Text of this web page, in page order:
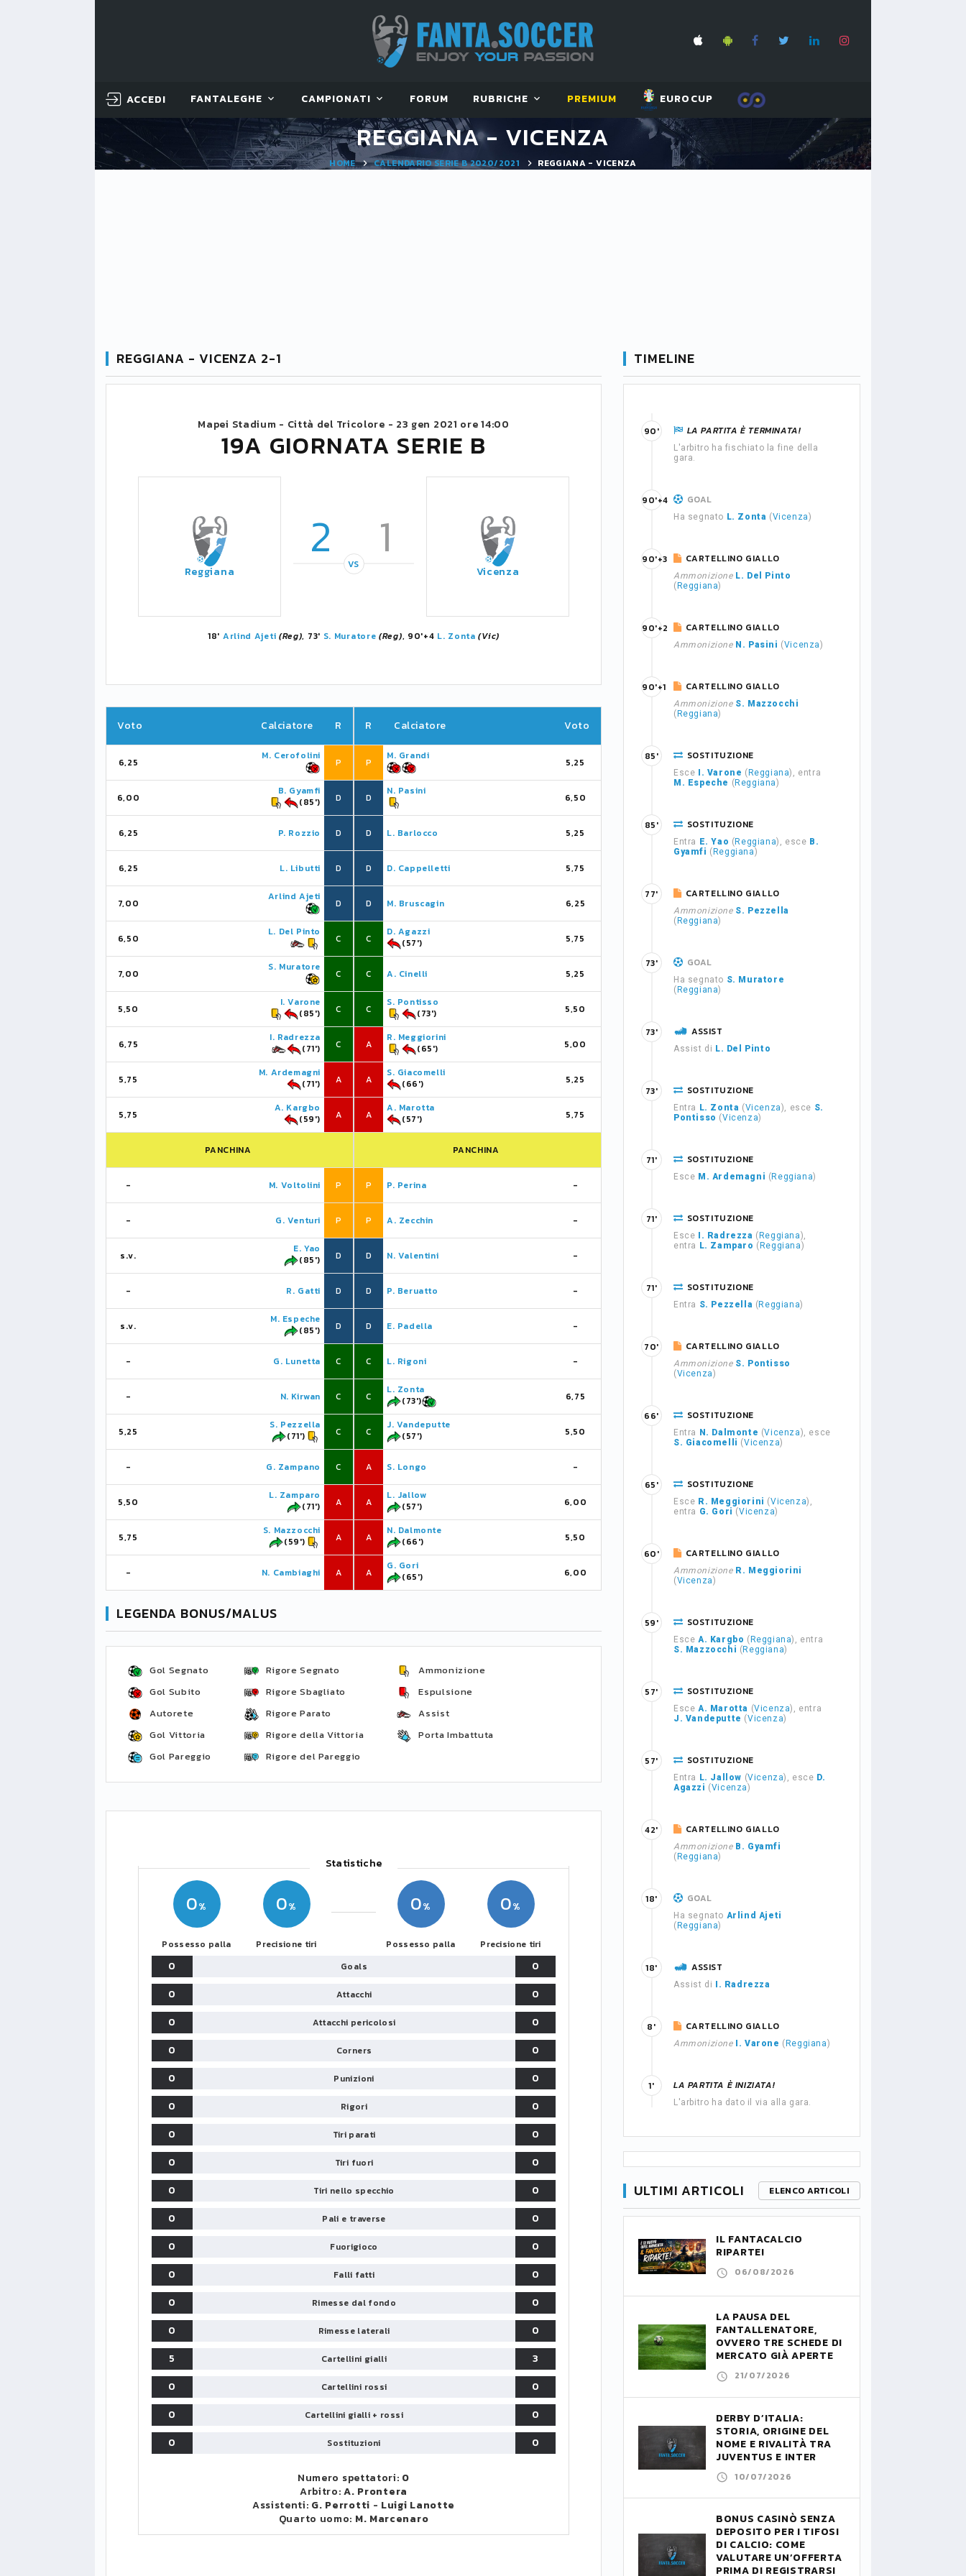
ACCEDI FANTALEGHE CAMPIONATI FORUM RUBRICHE PREMIUM EUROCUP
REGGIANA - VICENZA
HOME CALENDARIO SERIE B 2020/2021 REGGIANA - VICENZA
REGGIANA - VICENZA 2-1
Mapei Stadium - Città del Tricolore - 23 gen 2021 ore 14:00
19A GIORNATA SERIE B
Reggiana
2 1
VS Vicenza
18' Arlind Ajeti (Reg), 73' S. Muratore (Reg), 90'+4 L. Zonta (Vic)
Voto Calciatore R
6,25
M. Cerofolini
P
6,00
B. Gyamfi
(85')
D
6,25 P. Rozzio D
6,25 L. Libutti D
7,00
Arlind Ajeti
D
6,50
L. Del Pinto
C
7,00
S. Muratore
C
5,50
I. Varone
(85')
C
6,75
I. Radrezza
(71')
C
5,75
M. Ardemagni
(71')
A
5,75
A. Kargbo
(59')
A
PANCHINA
- M. Voltolini P
- G. Venturi P
s.v.
E. Yao
(85')
D
- R. Gatti D
s.v.
M. Espeche
(85')
D
- G. Lunetta C
- N. Kirwan C
5,25
S. Pezzella
(71')
C
- G. Zampano C
5,50
L. Zamparo
(71')
A
5,75
S. Mazzocchi
(59')
A
- N. Cambiaghi A
R Calciatore Voto
P
M. Grandi
5,25
D
N. Pasini
6,50
D L. Barlocco 5,25
D D. Cappelletti 5,75
D M. Bruscagin 6,25
C
D. Agazzi
(57')
5,75
C A. Cinelli 5,25
C
S. Pontisso
(73')
5,50
A
R. Meggiorini
(65')
5,00
A
S. Giacomelli
(66')
5,25
A
A. Marotta
(57')
5,75
PANCHINA
P P. Perina -
P A. Zecchin -
D N. Valentini -
D P. Beruatto -
D E. Padella -
C L. Rigoni -
C
L. Zonta
(73')
6,75
C
J. Vandeputte
(57')
5,50
A S. Longo -
A
L. Jallow
(57')
6,00
A
N. Dalmonte
(66')
5,50
A
G. Gori
(65')
6,00
LEGENDA BONUS/MALUS
Gol Segnato
Gol Subito
Autorete
Gol Vittoria
Gol Pareggio
Rigore Segnato
Rigore Sbagliato
Rigore Parato
Rigore della Vittoria
Rigore del Pareggio
Ammonizione
Espulsione
Assist
Porta Imbattuta
Statistiche
0
Possesso palla
0
Precisione tiri
0
Possesso palla
0
Precisione tiri
0 Goals
0
0
Attacchi
0
0
Attacchi pericolosi
0
0
Corners
0
0
Punizioni
0
0
Rigori
0
0
Tiri parati
0
0
Tiri fuori
0
0
Tiri nello specchio
0
0
Pali e traverse
0
0
Fuorigioco
0
0
Falli fatti
0
0
Rimesse dal fondo
0
0
Rimesse laterali
0
5
Cartellini gialli
3
0
Cartellini rossi
0
0
Cartellini gialli + rossi
0
0
Sostituzioni 0
Numero spettatori: 0
Arbitro:A. Prontera
Assistenti: G. Perrotti - Luigi Lanotte
Quarto uomo: M. Marcenaro
TIMELINE
LA PARTITA È TERMINATA!
L'arbitro ha fischiato la fine della
gara.
90'
GOAL
Ha segnato L. Zonta (Vicenza)
90'+4
CARTELLINO GIALLO
Ammonizione L. Del Pinto
( Reggiana)
90'+3
CARTELLINO GIALLO
Ammonizione N. Pasini (Vicenza)
90'+2
CARTELLINO GIALLO
Ammonizione S. Mazzocchi
( Reggiana)
90'+1
SOSTITUZIONE
Esce I. Varone ( Reggiana), entra
M. Espeche ( Reggiana)
85'
SOSTITUZIONE
Entra E. Yao ( Reggiana), esce B.
Gyamfi ( Reggiana)
85'
CARTELLINO GIALLO
Ammonizione S. Pezzella
( Reggiana)
77'
GOAL
Ha segnato S. Muratore
( Reggiana)
73'
ASSIST
Assist di L. Del Pinto
73'
SOSTITUZIONE
Entra L. Zonta (Vicenza), esce S.
Pontisso (Vicenza)
73'
SOSTITUZIONE
Esce M. Ardemagni ( Reggiana)
71'
SOSTITUZIONE
Esce I. Radrezza ( Reggiana),
entra
L. Zamparo ( Reggiana)
71'
SOSTITUZIONE
Entra S. Pezzella ( Reggiana)
71'
CARTELLINO GIALLO
Ammonizione S. Pontisso
(Vicenza)
70'
SOSTITUZIONE
Entra N. Dalmonte (Vicenza), esce
S. Giacomelli (Vicenza)
66'
SOSTITUZIONE
Esce R. Meggiorini (Vicenza),
entra G. Gori (Vicenza)
65'
CARTELLINO GIALLO
Ammonizione R. Meggiorini
(Vicenza)
60'
SOSTITUZIONE
Esce A. Kargbo ( Reggiana), entra
S. Mazzocchi ( Reggiana)
59'
SOSTITUZIONE
Esce A. Marotta (Vicenza), entra
J. Vandeputte (Vicenza)
57'
SOSTITUZIONE
Entra L. Jallow (Vicenza), esce D.
Agazzi (Vicenza)
57'
CARTELLINO GIALLO
Ammonizione B. Gyamfi
( Reggiana)
42'
GOAL
Ha segnato Arlind Ajeti
( Reggiana)
18'
ASSIST
Assist di I. Radrezza
18'
CARTELLINO GIALLO
Ammonizione I. Varone ( Reggiana)
8'
LA PARTITA È INIZIATA!
L'arbitro ha dato il via alla gara.
1'
ULTIMI ARTICOLI ELENCO ARTICOLI
IL FANTACALCIO
RIPARTE!
06/08/2026
LA PAUSA DEL
FANTALLENATORE,
OVVERO TRE SCHEDE DI
MERCATO GIÀ APERTE
21/07/2026
DERBY D’ITALIA:
STORIA, ORIGINE DEL
NOME E RIVALITÀ TRA
JUVENTUS E INTER
10/07/2026
BONUS CASINÒ SENZA
DEPOSITO PER I TIFOSI
DI CALCIO: COME
VALUTARE UN’OFFERTA
PRIMA DI REGISTRARSI